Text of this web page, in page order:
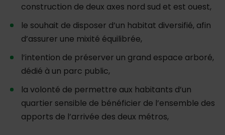
construction de deux axes nord sud et est ouest,
le souhait de disposer d’un habitat diversifié, afin
d’assurer une mixité équilibrée,
l’intention de préserver un grand espace arboré,
dédié à un parc public,
la volonté de permettre aux habitants d’un
quartier sensible de bénéficier de l’ensemble des
apports de l’arrivée des deux métros,